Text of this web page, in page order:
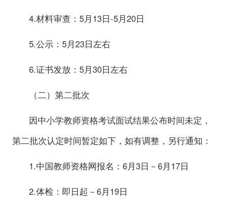
4.材料审查：5月13日-5月20日
5.公示：5月23日左右
6.证书发放：5月30日左右
（二）第二批次
因中小学教师资格考试面试结果公布时间未定，
第二批次认定时间暂定如下，如有调整，另行通知：
1.中国教师资格网报名：6月3日－6月17日
2.体检：即日起－6月19日